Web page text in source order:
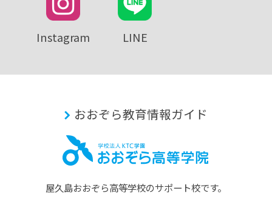
Instagram LINE
おおぞら教育情報ガイド
屋久島おおぞら⾼等学校のサポート校です。